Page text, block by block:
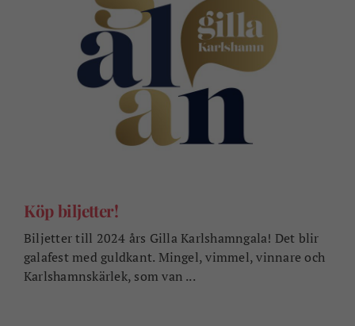
Köp biljetter!
Biljetter till 2024 års Gilla Karlshamngala! Det blir
galafest med guldkant. Mingel, vimmel, vinnare och
Karlshamnskärlek, som van ...